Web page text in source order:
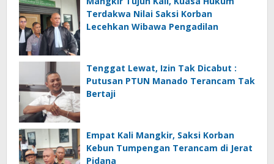
Terdakwa Nilai Saksi Korban
Lecehkan Wibawa Pengadilan
Tenggat Lewat, Izin Tak Dicabut :
Putusan PTUN Manado Terancam Tak
Bertaji
Empat Kali Mangkir, Saksi Korban
Kebun Tumpengan Terancam di Jerat